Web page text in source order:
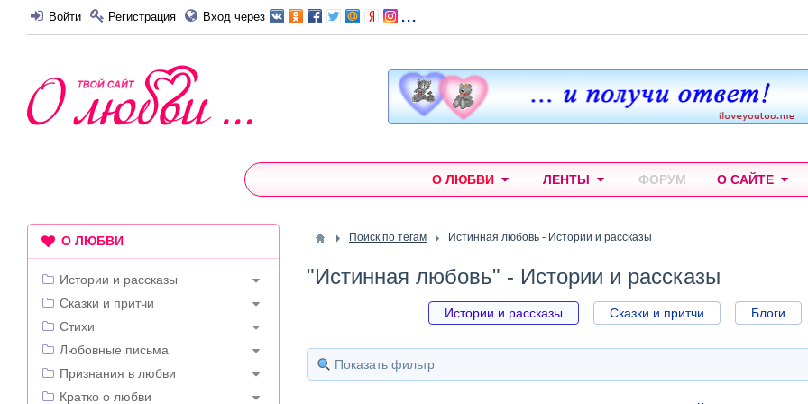
Войти Регистрация Вход через ...
О ЛЮБВИ ЛЕНТЫ ФОРУМ О САЙТЕ
Поиск по тегам Истинная любовь - Истории и рассказы
"Истинная любовь" - Истории и рассказы
Истории и рассказы Сказки и притчи Блоги
Показать фильтр
О ЛЮБВИ
Истории и рассказы
Сказки и притчи
Стихи
Любовные письма
Признания в любви
Кратко о любви